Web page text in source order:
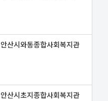
안산시와동종합사회복지관
안산시초지종합사회복지관